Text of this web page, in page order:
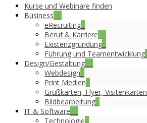
Kurse und Webinare finden
Business
eRecruiting
Beruf & Karriere
Existenzgründung
Führung und Teamentwicklung
Design/Gestaltung
Webdesign
Print Medien
Grußkarten, Flyer, Visitenkarten
Bildbearbeitung
IT & Software
Technologie